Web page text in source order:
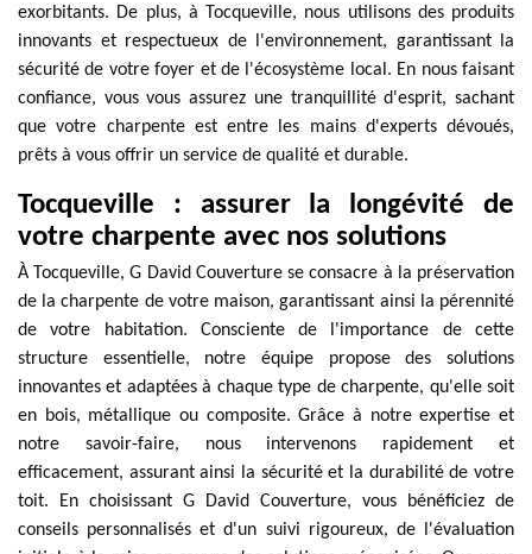
exorbitants. De plus, à Tocqueville, nous utilisons des produits
innovants et respectueux de l'environnement, garantissant la
sécurité de votre foyer et de l'écosystème local. En nous faisant
confiance, vous vous assurez une tranquillité d'esprit, sachant
que votre charpente est entre les mains d'experts dévoués,
prêts à vous offrir un service de qualité et durable.
Tocqueville : assurer la longévité de
votre charpente avec nos solutions
À Tocqueville, G David Couverture se consacre à la préservation
de la charpente de votre maison, garantissant ainsi la pérennité
de votre habitation. Consciente de l'importance de cette
structure essentielle, notre équipe propose des solutions
innovantes et adaptées à chaque type de charpente, qu'elle soit
en bois, métallique ou composite. Grâce à notre expertise et
notre savoir-faire, nous intervenons rapidement et
efficacement, assurant ainsi la sécurité et la durabilité de votre
toit. En choisissant G David Couverture, vous bénéficiez de
conseils personnalisés et d'un suivi rigoureux, de l'évaluation